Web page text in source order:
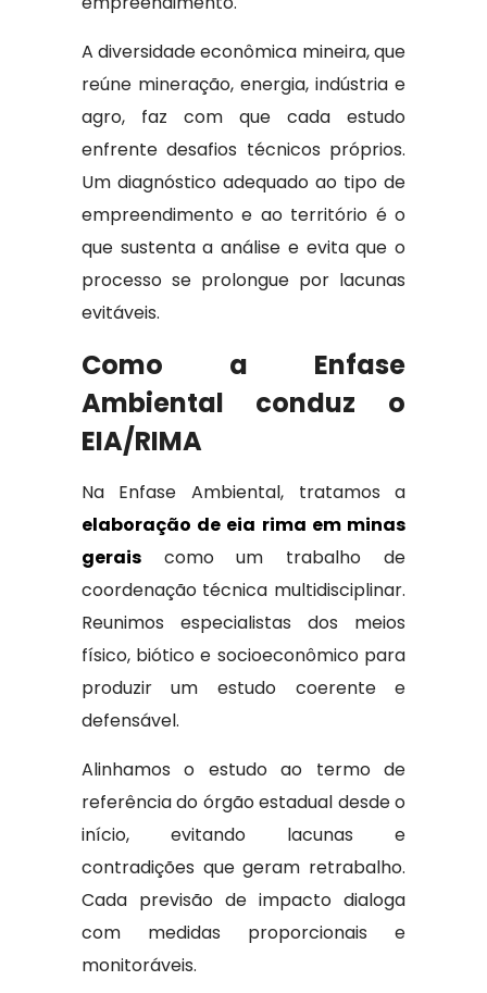
A diversidade econômica mineira, que
reúne mineração, energia, indústria e
agro, faz com que cada estudo
enfrente desafios técnicos próprios.
Um diagnóstico adequado ao tipo de
empreendimento e ao território é o
que sustenta a análise e evita que o
processo se prolongue por lacunas
evitáveis.
Como a Enfase
Ambiental conduz o
EIA/RIMA
Na Enfase Ambiental, tratamos a
elaboração de eia rima em minas
geraiscomo um trabalho de
coordenação técnica multidisciplinar.
Reunimos especialistas dos meios
físico, biótico e socioeconômico para
produzir um estudo coerente e
defensável.
Alinhamos o estudo ao termo de
referência do órgão estadual desde o
início, evitando lacunas e
contradições que geram retrabalho.
Cada previsão de impacto dialoga
com medidas proporcionais e
monitoráveis.